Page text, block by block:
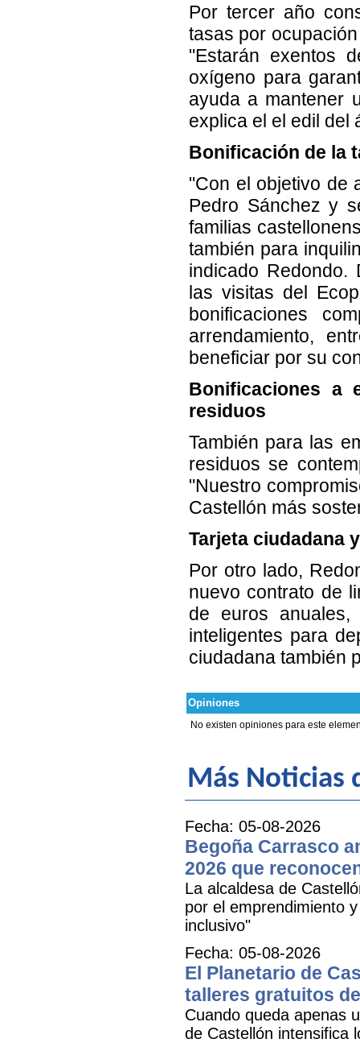
Por tercer año
tasas por
"Estarán exentos
oxígeno para
ayuda a mantener
explica el el edil del
Bonificación de la
"Con el objetivo de
Pedro Sánchez y
familias
también para
indicado Redondo.
las visitas del
bonificaciones
arrendamiento,
beneficiar por su
Bonificaciones a
residuos
También para las
residuos se
"Nuestro
Castellón más
Tarjeta ciudadana
Por otro lado,
nuevo contrato de
de euros anuales,
inteligentes para
ciudadana también
Opiniones
No existen opiniones para este
Más Noticias
Fecha: 05-08-2026
Begoña Carrasco
2026 que
La alcaldesa de
por el emprendimiento
inclusivo"
Fecha: 05-08-2026
El Planetario de
talleres gratuitos
Cuando queda apenas
de Castellón intensifica